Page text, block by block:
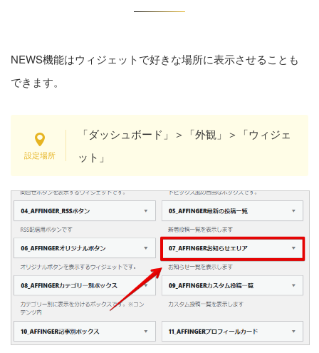
NEWS機能はウィジェットで好きな場所に表示させることも
できます。
「ダッシュボード」＞「外観」＞「ウィジェ
ット」